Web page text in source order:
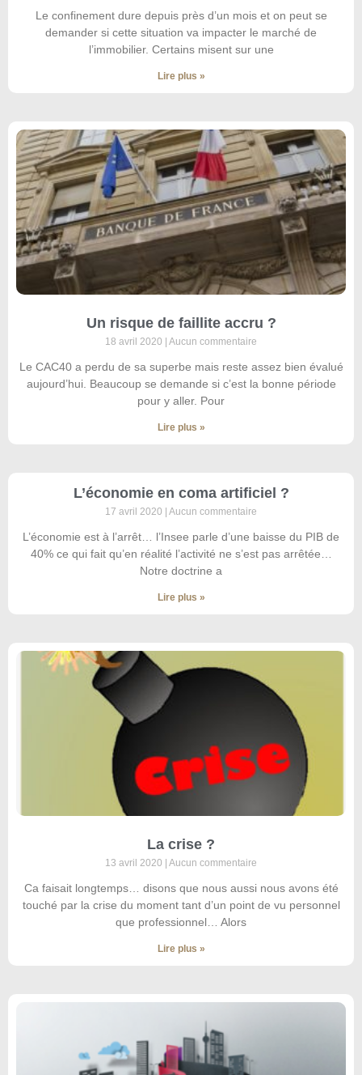
Le confinement dure depuis près d’un mois et on peut se
demander si cette situation va impacter le marché de
l’immobilier. Certains misent sur une
Lire plus »
Un risque de faillite accru ?
18 avril 2020 Aucun commentaire
Le CAC40 a perdu de sa superbe mais reste assez bien évalué
aujourd’hui. Beaucoup se demande si c’est la bonne période
pour y aller. Pour
Lire plus »
L’économie en coma artificiel ?
17 avril 2020 Aucun commentaire
L’économie est à l’arrêt… l’Insee parle d’une baisse du PIB de
40% ce qui fait qu’en réalité l’activité ne s’est pas arrêtée…
Notre doctrine a
Lire plus »
La crise ?
13 avril 2020 Aucun commentaire
Ca faisait longtemps… disons que nous aussi nous avons été
touché par la crise du moment tant d’un point de vu personnel
que professionnel… Alors
Lire plus »